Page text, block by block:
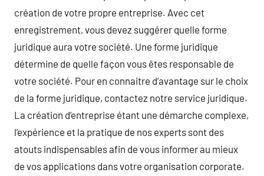
création de votre propre entreprise. Avec cet
enregistrement, vous devez suggérer quelle forme
juridique aura votre société. Une forme juridique
détermine de quelle façon vous êtes responsable de
votre société. Pour en connaitre d’avantage sur le choix
de la forme juridique, contactez notre service juridique.
La création d’entreprise étant une démarche complexe,
l’expérience et la pratique de nos experts sont des
atouts indispensables afin de vous informer au mieux
de vos applications dans votre organisation corporate.